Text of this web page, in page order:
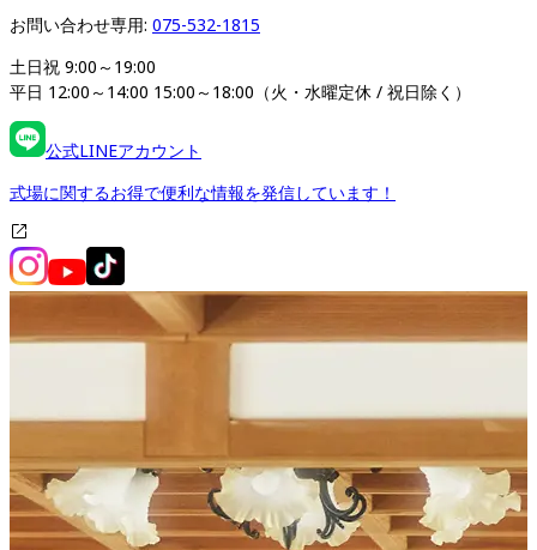
お問い合わせ専用: 075-532-1815
土日祝 9:00～19:00
平日 12:00～14:00 15:00～18:00（火・水曜定休 / 祝日除く）
公式LINEアカウント
式場に関するお得で便利な情報を発信しています！